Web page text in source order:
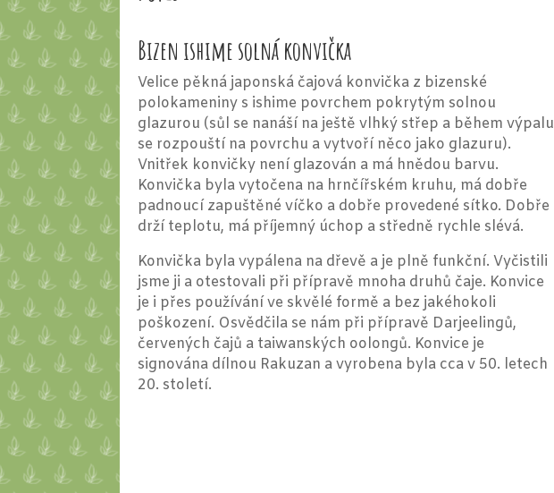
Bizen ishime solná konvička
Velice pěkná japonská čajová konvička z bizenské
polokameniny s ishime povrchem pokrytým solnou
glazurou (sůl se nanáší na ještě vlhký střep a během výpalu
se rozpouští na povrchu a vytvoří něco jako glazuru).
Vnitřek konvičky není glazován a má hnědou barvu.
Konvička byla vytočena na hrnčířském kruhu, má dobře
padnoucí zapuštěné víčko a dobře provedené sítko. Dobře
drží teplotu, má příjemný úchop a středně rychle slévá.
Konvička byla vypálena na dřevě a je plně funkční. Vyčistili
jsme ji a otestovali při přípravě mnoha druhů čaje. Konvice
je i přes používání ve skvělé formě a bez jakéhokoli
poškození. Osvědčila se nám při přípravě Darjeelingů,
červených čajů a taiwanských oolongů. Konvice je
signována dílnou Rakuzan a vyrobena byla cca v 50. letech
20. století.